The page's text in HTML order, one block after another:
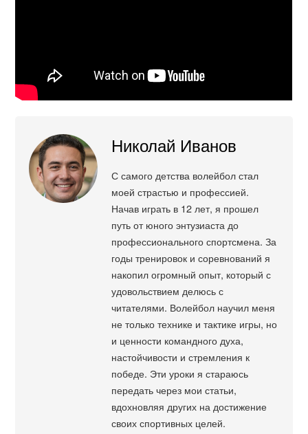
Николай Иванов
С самого детства волейбол стал
моей страстью и профессией.
Начав играть в 12 лет, я прошел
путь от юного энтузиаста до
профессионального спортсмена. За
годы тренировок и соревнований я
накопил огромный опыт, который с
удовольствием делюсь с
читателями. Волейбол научил меня
не только технике и тактике игры, но
и ценности командного духа,
настойчивости и стремления к
победе. Эти уроки я стараюсь
передать через мои статьи,
вдохновляя других на достижение
своих спортивных целей.